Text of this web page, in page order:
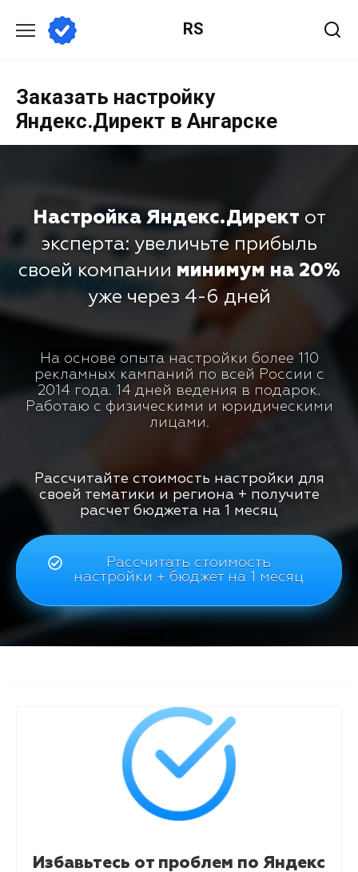
RS
Заказать настройку
Яндекс.Директ в Ангарске
Настройка Яндекс.Директ от
эксперта: увеличьте прибыль
своей компании минимум на 20%
уже через 4-6 дней
На основе опыта настройки более 110
рекламных кампаний по всей России с
2014 года. 14 дней ведения в подарок.
Работаю с физическими и юридическими
лицами.
Рассчитайте стоимость настройки для
своей тематики и региона + получите
расчет бюджета на 1 месяц
Рассчитать стоимость
настройки + бюджет на 1 месяц
Избавьтесь от проблем по Яндекс